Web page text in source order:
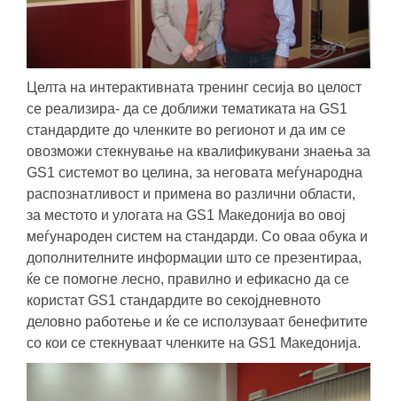
Целта на интерактивната тренинг сесија во целост
се реализира- да се доближи тематиката на GS1
стандардите до членките во регионот и да им се
овозможи стекнување на квалификувани знаења за
GS1 системот во целина, за неговата меѓународна
распознатливост и примена во различни области,
за местото и улогата на GS1 Македонија во овој
меѓународен систем на стандарди. Со оваа обука и
дополнителните информации што се презентираа,
ќе се помогне лесно, правилно и ефикасно да се
користат GS1 стандардите во секојдневното
деловно работење и ќе се исползуваат бенефитите
со кои се стекнуваат членките на GS1 Македонија.